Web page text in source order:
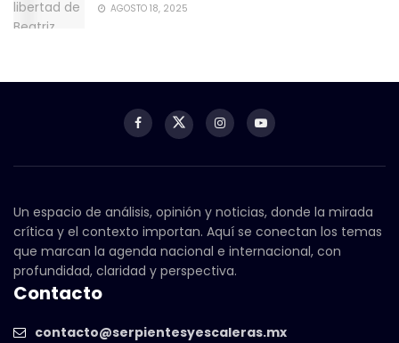
AGOSTO 18, 2025
Un espacio de análisis, opinión y noticias, donde la mirada
crítica y el contexto importan. Aquí se conectan los temas
que marcan la agenda nacional e internacional, con
profundidad, claridad y perspectiva.
Contacto
contacto@serpientesyescaleras.mx